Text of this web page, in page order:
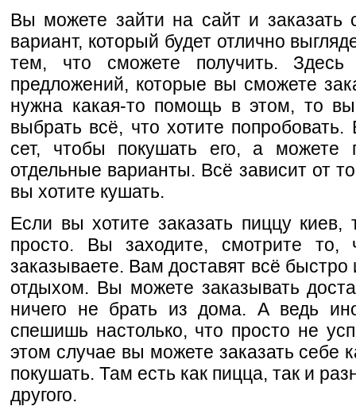
Вы можете зайти на сайт и
вариант, который будет отлично
тем, что сможете получить.
предложений, которые вы сможете
нужна какая-то помощь в этом, то
выбрать всё, что хотите
сет, чтобы покушать его, а можете
отдельные варианты. Всё зависит от
вы хотите кушать.
Если вы хотите заказать пиццу
просто. Вы заходите, смотрите
заказываете. Вам доставят всё
отдыхом. Вы можете заказывать
ничего не брать из дома. А ведь
спешишь настолько, что просто не
этом случае вы можете заказать себе
покушать. Там есть как пицца, так и
другого.